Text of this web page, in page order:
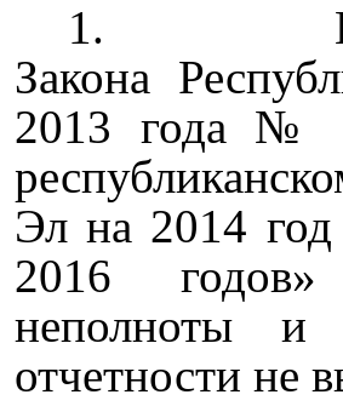
1.
Закона
2013 года №
Эл на 2014
2016
неполноты и
отчетности не